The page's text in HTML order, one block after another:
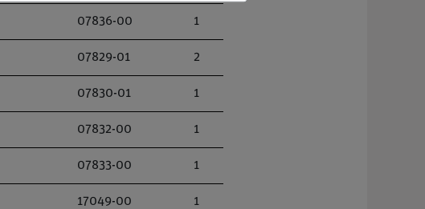
07836-00 1
07829-01 2
07830-01 1
07832-00 1
07833-00 1
17049-00 1